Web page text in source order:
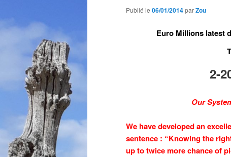
Publié le 06/01/2014parZou
Euro Millions latest
2-
Our
We have developed an
sentence : “Knowing the
up to twice more chance of